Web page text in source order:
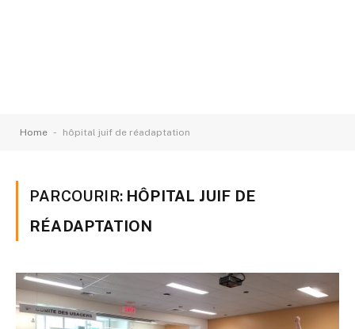
Home - hôpital juif de réadaptation
PARCOURIR: HÔPITAL JUIF DE
RÉADAPTATION